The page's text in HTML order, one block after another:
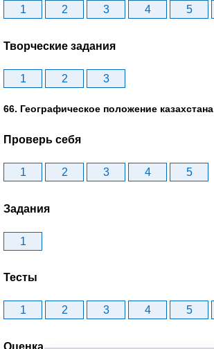
1 2 3 4 5
Творческие задания
1 2 3
66. Географическое положение казахстана
Проверь себя
1 2 3 4 5
Задания
1
Тесты
1 2 3 4 5
Оценка